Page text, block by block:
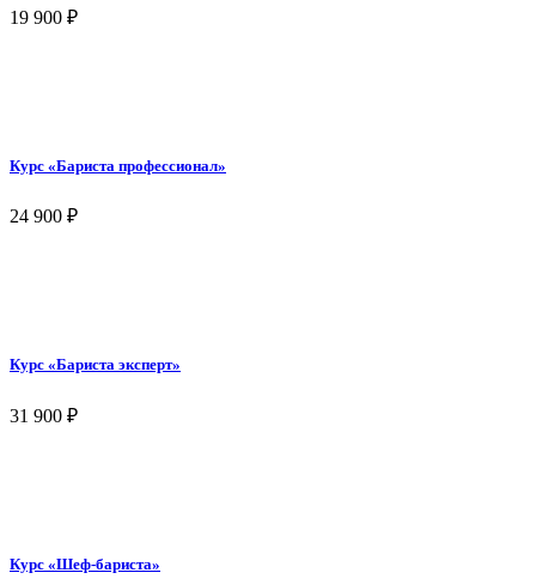
19 900 ₽
Курс «Бариста профессионал»
24 900 ₽
Курс «Бариста эксперт»
31 900 ₽
Курс «Шеф-бариста»